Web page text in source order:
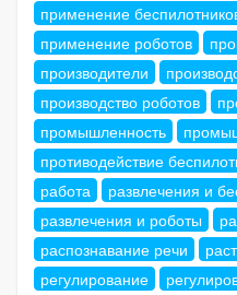
применение
применение роботов
производители
производство роботов
промышленность
противодействие
работа
развлечения и
развлечения и роботы
распознавание речи
регулирование